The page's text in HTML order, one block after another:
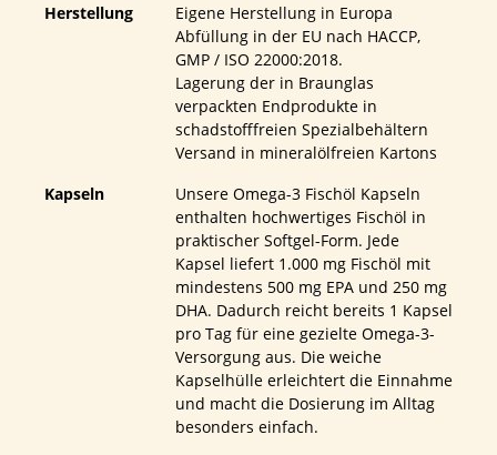
Herstellung
Eigene Herstellung in Europa
Abfüllung in der EU nach HACCP,
GMP / ISO 22000:2018.
Lagerung der in Braunglas
verpackten Endprodukte in
schadstofffreien Spezialbehältern
Versand in mineralölfreien Kartons
Kapseln
Unsere Omega-3 Fischöl Kapseln
enthalten hochwertiges Fischöl in
praktischer Softgel-Form. Jede
Kapsel liefert 1.000 mg Fischöl mit
mindestens 500 mg EPA und 250 mg
DHA. Dadurch reicht bereits 1 Kapsel
pro Tag für eine gezielte Omega-3-
Versorgung aus. Die weiche
Kapselhülle erleichtert die Einnahme
und macht die Dosierung im Alltag
besonders einfach.